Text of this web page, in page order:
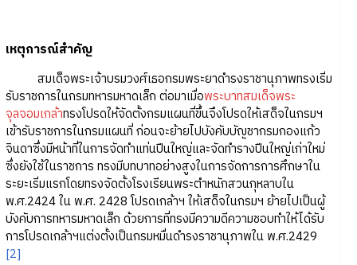
เหตุการณ์สำคัญ
สมเด็จพระเจ้าบรมวงศ์เธอกรมพระยาดำรงราชานุภาพทรงเริ่ม
รับราชการในกรมทหารมหาดเล็ก ต่อมาเมื่อพระบาทสมเด็จพระ
จุลจอมเกล้าทรงโปรดให้จัดตั้งกรมแผนที่ขึ้นจึงโปรดให้เสด็จในกรมฯ
เข้ารับราชการในกรมแผนที่ ก่อนจะย้ายไปบังคับบัญชากรมกองแก้ว
จินดาซึ่งมีหน้าที่ในการจัดทำแท่นปืนใหญ่และจัดทำรางปืนใหญ่เก่าใหม่
ซึ่งยังใช้ในราชการ ทรงมีบทบาทอย่างสูงในการจัดการการศึกษาใน
ระยะเริ่มแรกโดยทรงจัดตั้งโรงเรียนพระตำหนักสวนกุหลาบใน
พ.ศ.2424 ใน พ.ศ. 2428 โปรดเกล้าฯ ให้เสด็จในกรมฯ ย้ายไปเป็นผู้
บังคับการทหารมหาดเล็ก ด้วยการที่ทรงมีความดีความชอบทำให้ได้รับ
การโปรดเกล้าฯแต่งตั้งเป็นกรมหมื่นดำรงราชานุภาพใน พ.ศ.2429
[2]